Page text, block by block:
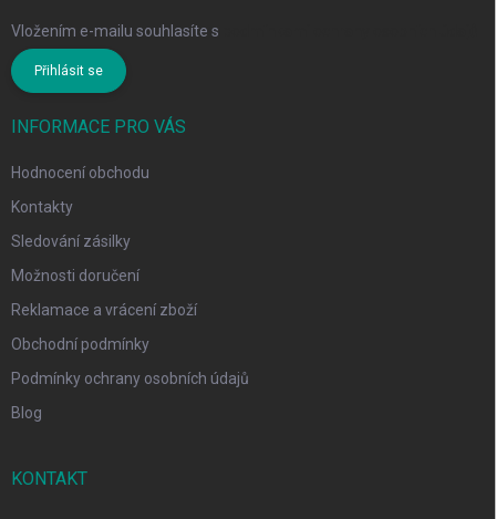
Vložením e-mailu souhlasíte s
Přihlásit se
INFORMACE PRO VÁS
Hodnocení obchodu
Kontakty
Sledování zásilky
Možnosti doručení
Reklamace a vrácení zboží
Obchodní podmínky
Podmínky ochrany osobních údajů
Blog
KONTAKT